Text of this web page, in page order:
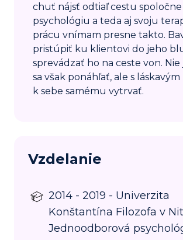
chuť nájsť odtiaľ cestu spoločne
psychológiu a teda aj svoju
prácu vnímam presne takto.
pristúpiť ku klientovi do jeho
sprevádzať ho na ceste von.
sa však ponáhľať, ale s
k sebe samému vytrvať.
Vzdelanie
2014 - 2019 - Univerzita
Konštantína Filozofa v
Jednoodborová